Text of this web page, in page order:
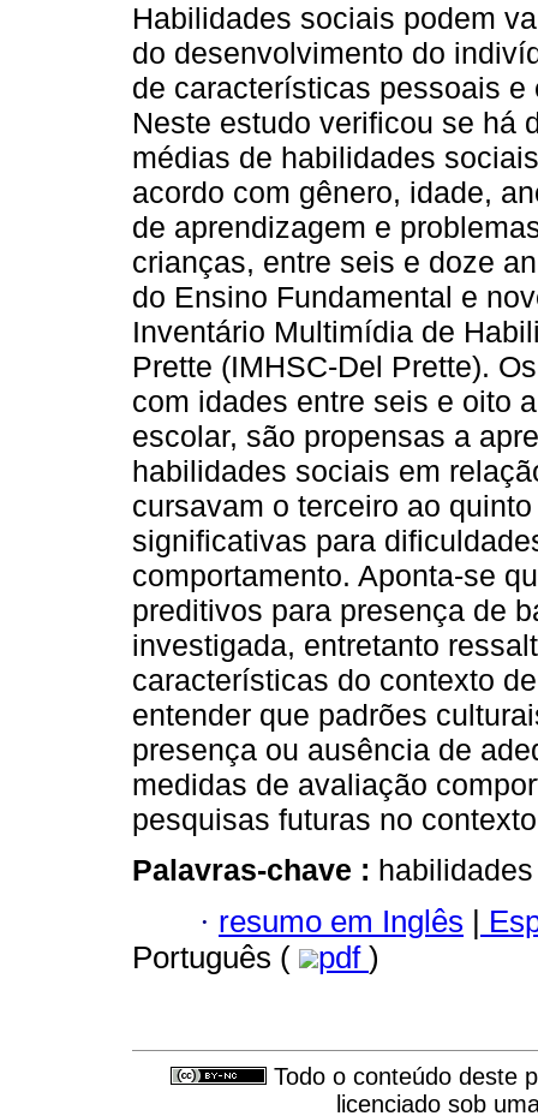
Habilidades sociais podem
do desenvolvimento do
de características pessoais e
Neste estudo verificou se há
médias de habilidades
acordo com gênero, idade,
de aprendizagem e
crianças, entre seis e doze
do Ensino Fundamental e
Inventário Multimídia de
Prette (IMHSC-Del Prette).
com idades entre seis e oito
escolar, são propensas a
habilidades sociais em
cursavam o terceiro ao
significativas para
comportamento. Aponta-se
preditivos para presença de
investigada, entretanto
características do contexto
entender que padrões
presença ou ausência de
medidas de avaliação
pesquisas futuras no
Palavras-chave :
· resumo em Inglês |
Português (
pdf )
Todo o conteúdo deste
licenciado sob